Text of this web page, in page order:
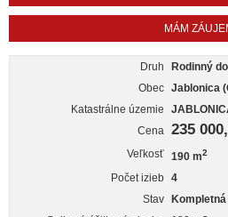
MÁM
Druh
Rodinný
Obec Jablonica
Katastrálne územie
Cena 235
Veľkosť 190 m2
Počet izieb 4
Stav